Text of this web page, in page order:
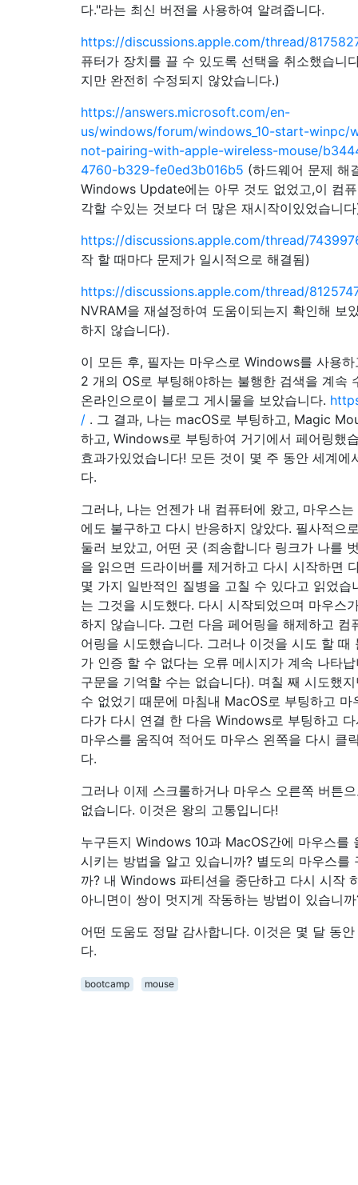
다."라는 최신 버전을 사용하여 알려줍니다.
https://discussions.apple.com/thread/
퓨터가 장치를 끌 수 있도록 선택을 취소했습니
지만 완전히 수정되지 않았습니다.)
https://answers.microsoft.com/en-
us/windows/forum/windows_10-start-winpc/
not-pairing-with-apple-wireless-mouse/
4760-b329-fe0ed3b016b5 (하드웨어 문제 해
Windows Update에는 아무 것도 없었고,이 컴
각할 수있는 것보다 더 많은 재시작이있었습니
https://discussions.apple.com/thread/
작 할 때마다 문제가 일시적으로 해결됨)
https://discussions.apple.com/thread/
NVRAM을 재설정하여 도움이되는지 확인해 보
하지 않습니다).
이 모든 후, 필자는 마우스로 Windows를 사용
2 개의 OS로 부팅해야하는 불행한 검색을 계속
온라인으로이 블로그 게시물을 보았습니다.
/ . 그 결과, 나는 macOS로 부팅하고, Magic
하고, Windows로 부팅하여 거기에서 페어링했
효과가있었습니다! 모든 것이 몇 주 동안 세계에
다.
그러나, 나는 언젠가 내 컴퓨터에 왔고, 마우스
에도 불구하고 다시 반응하지 않았다. 필사적으
둘러 보았고, 어떤 곳 (죄송합니다 링크가 나를
을 읽으면 드라이버를 제거하고 다시 시작하면
몇 가지 일반적인 질병을 고칠 수 있다고 읽었습
는 그것을 시도했다. 다시 시작되었으며 마우스
하지 않습니다. 그런 다음 페어링을 해제하고 컴
어링을 시도했습니다. 그러나 이것을 시도 할 때
가 인증 할 수 없다는 오류 메시지가 계속 나타
구문을 기억할 수는 없습니다). 며칠 째 시도했
수 없었기 때문에 마침내 MacOS로 부팅하고 마
다가 다시 연결 한 다음 Windows로 부팅하고
마우스를 움직여 적어도 마우스 왼쪽을 다시 클
다.
그러나 이제 스크롤하거나 마우스 오른쪽 버튼
없습니다. 이것은 왕의 고통입니다!
누구든지 Windows 10과 MacOS간에 마우스를
시키는 방법을 알고 있습니까? 별도의 마우스를
까? 내 Windows 파티션을 중단하고 다시 시작
아니면이 쌍이 멋지게 작동하는 방법이 있습니
어떤 도움도 정말 감사합니다. 이것은 몇 달 동
다.
bootcamp mouse